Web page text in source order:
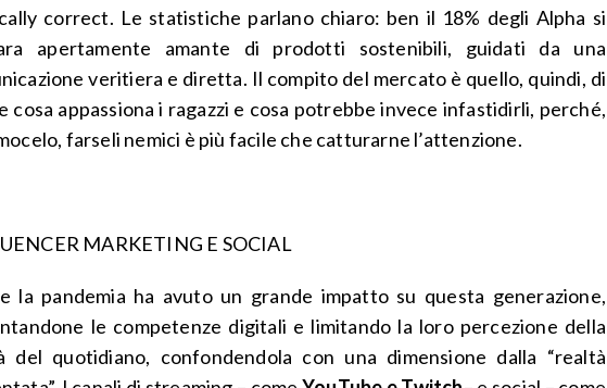
correct. Le statistiche parlano chiaro: ben il 18% degli Alpha si
apertamente amante di prodotti sostenibili, guidati da una
veritiera e diretta. Il compito del mercato è quello, quindi, di
cosa appassiona i ragazzi e cosa potrebbe invece infastidirli, perché,
farseli nemici è più facile che catturarne l’attenzione.
MARKETING E SOCIAL
la pandemia ha avuto un grande impatto su questa generazione,
le competenze digitali e limitando la loro percezione della
del quotidiano, confondendola con una dimensione dalla “realtà